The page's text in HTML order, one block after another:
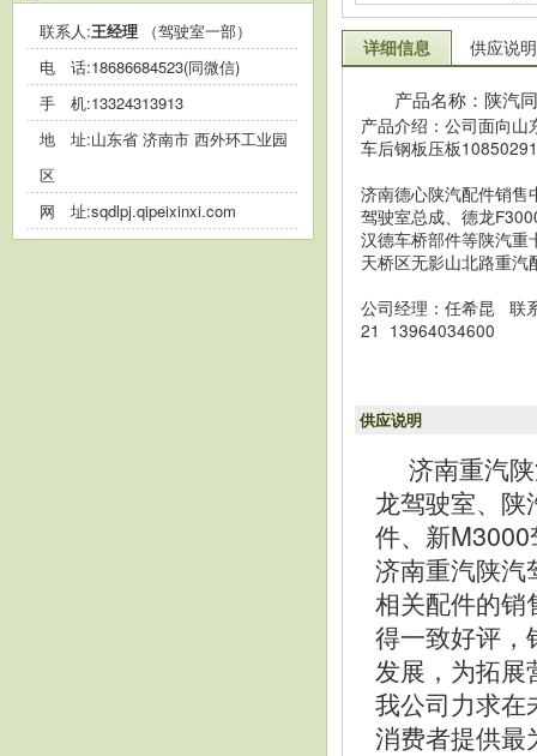
联系人:王经理 （驾驶室一部）
电 话:18686684523(同微信)
手 机:13324313913
地 址:山东省 济南市 西外环工业园
区
网 址:sqdlpj.qipeixinxi.com
详细信息 供应说明
产品名称：陕汽
产品介绍：公司面向
车后钢板压板
济南德心陕汽配件销售
驾驶室总成、德龙
汉德车桥部件等陕汽重
天桥区无影山北路重汽
公司经理：任希昆 联
21 13964034600
供应说明
济南重汽
龙驾驶室、
件、新
济南重汽陕汽
相关配件的销
得一致好评，
发展，为拓
我公司力求在
消费者提供最